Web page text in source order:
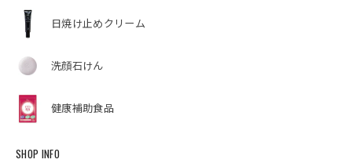
日焼け止めクリーム
洗顔石けん
健康補助食品
SHOP INFO